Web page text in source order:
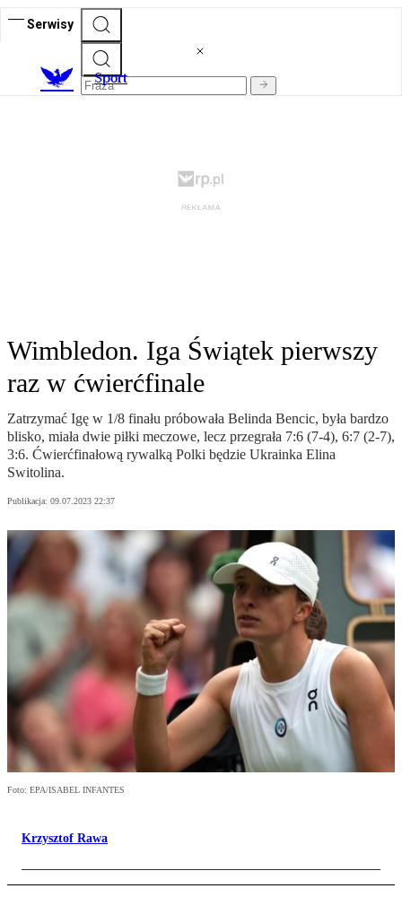
Serwisy
Sport
Wimbledon. Iga Świątek pierwszy
raz w ćwierćfinale
Zatrzymać Igę w 1/8 finału próbowała Belinda Bencic, była bardzo
blisko, miała dwie piłki meczowe, lecz przegrała 7:6 (7-4), 6:7 (2-7),
3:6. Ćwierćfinałową rywalką Polki będzie Ukrainka Elina
Switolina.
Publikacja: 09.07.2023 22:37
Foto: EPA/ISABEL INFANTES
Krzysztof Rawa